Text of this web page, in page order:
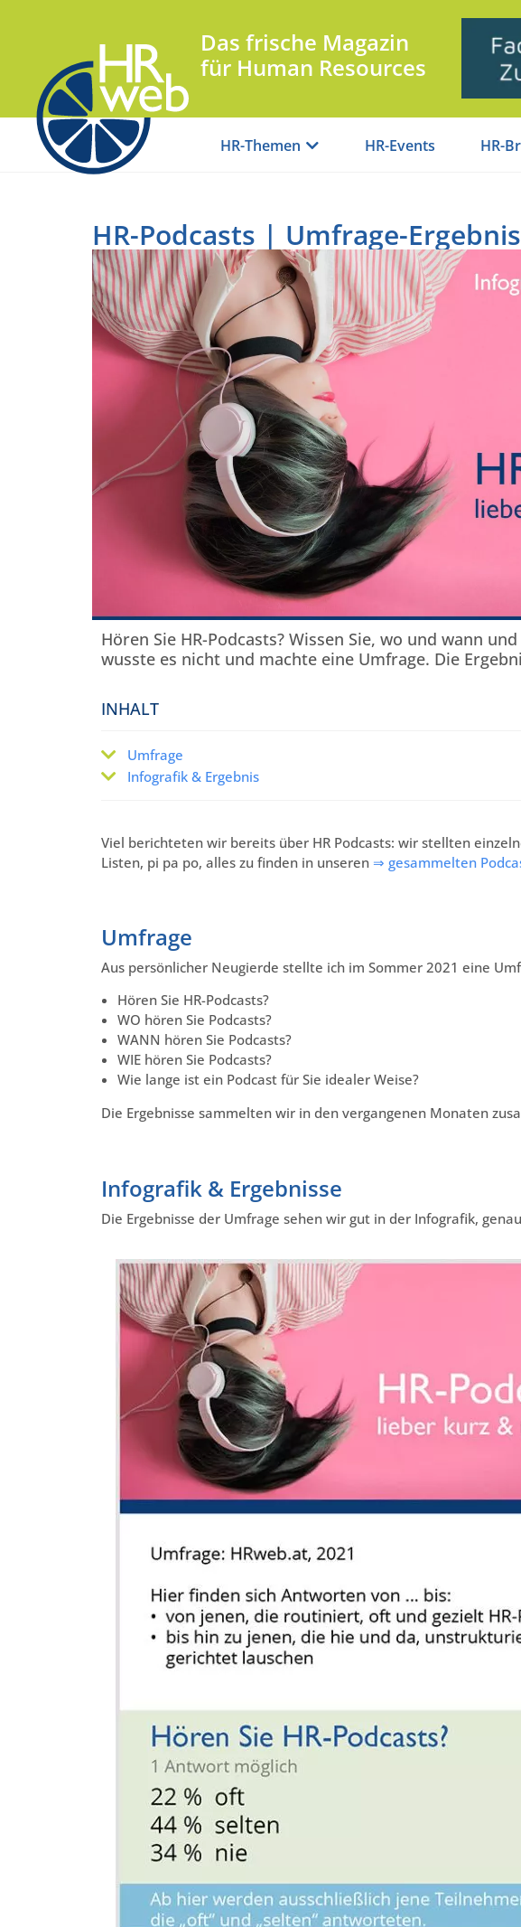
Das frische Magazin
für Human Resources
HR-Themen HR-Events HR-
HR-Podcasts | Umfrage-
Hören Sie HR-Podcasts? Wissen Sie, wo und wann
wusste es nicht und machte eine Umfrage. Die
INHALT
Umfrage
Infografik & Ergebnis
Viel berichteten wir bereits über HR Podcasts: wir stellten
Listen, pi pa po, alles zu finden in unseren ⇒ gesammelten
Umfrage
Aus persönlicher Neugierde stellte ich im Sommer 2021 eine
Hören Sie HR-Podcasts?
WO hören Sie Podcasts?
WANN hören Sie Podcasts?
WIE hören Sie Podcasts?
Wie lange ist ein Podcast für Sie idealer Weise?
Die Ergebnisse sammelten wir in den vergangenen Monaten
Infografik & Ergebnisse
Die Ergebnisse der Umfrage sehen wir gut in der Infografik,